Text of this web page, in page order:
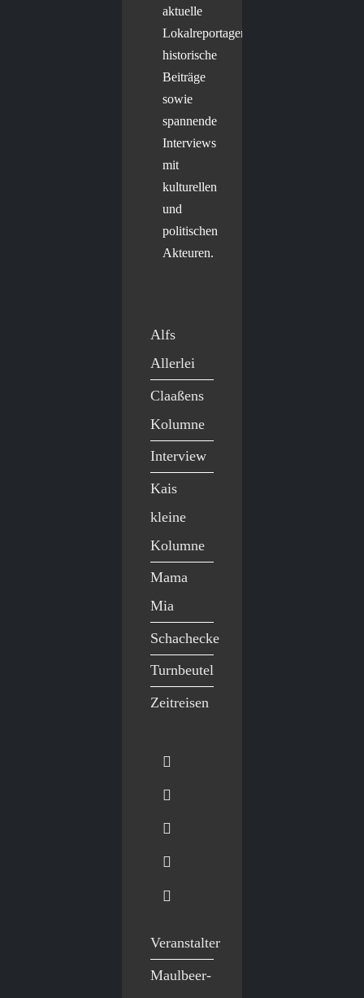
aktuelle
Lokalreportagen,
historische
Beiträge
sowie
spannende
Interviews
mit
kulturellen
und
politischen
Akteuren.
Alfs
Allerlei
Claaßens
Kolumne
Interview
Kais
kleine
Kolumne
Mama
Mia
Schachecke
Turnbeutel
Zeitreisen
Veranstalter
Maulbeer-